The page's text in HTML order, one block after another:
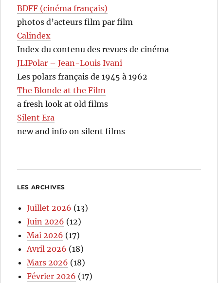
BDFF (cinéma français)
photos d’acteurs film par film
Calindex
Index du contenu des revues de cinéma
JLIPolar – Jean-Louis Ivani
Les polars français de 1945 à 1962
The Blonde at the Film
a fresh look at old films
Silent Era
new and info on silent films
LES ARCHIVES
Juillet 2026 (13)
Juin 2026 (12)
Mai 2026 (17)
Avril 2026 (18)
Mars 2026 (18)
Février 2026 (17)